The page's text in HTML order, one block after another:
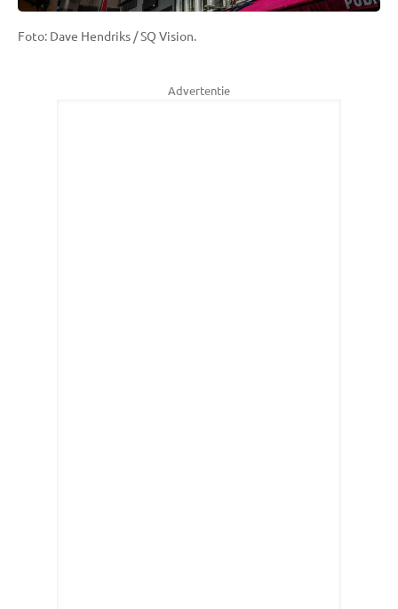
Foto: Dave Hendriks / SQ Vision.
Advertentie